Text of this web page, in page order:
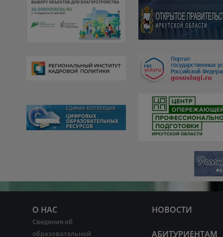
О НАС
Сведения об
образовательной
НОВОСТИ
АБИТУРИЕНТАМ